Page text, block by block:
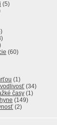
(5)
(60)
(1)
(34)
časy (1)
(149)
(2)